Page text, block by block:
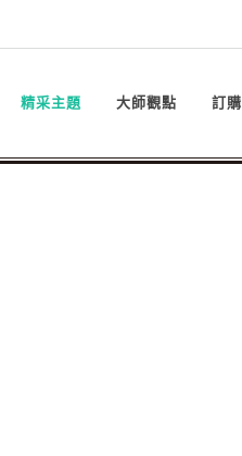
精采主題 大師觀點 訂